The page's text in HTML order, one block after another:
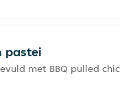
pastei
met BBQ pulled